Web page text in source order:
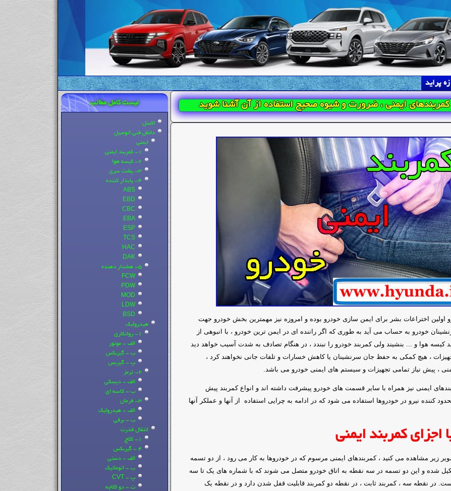
زه پراید
کمربندهای ایمنی ، ضرورت و شیوه صحیح استفاده از آن آشنا شوید
اولین اختراعات بشر برای ایمن سازی خودرو بوده و امروزه نیز مهمترین بخش خودرو جهت
خودرو به حساب می آید به طوری که اگر راننده ای در ایمن ترین خودرو ، با انبوهی از
کیسه هوا و ... بنشیند ولی کمربند خودرو را نبندد ، در هنگام تصادف به شدت آسیب خواهد دید
، هیچ کمکی به حفظ جان سرنشینان یا کاهش خسارات و تلفات جانی نخواهند کرد ،
، پیش نیاز تمامی تجهیزات و سیستم های ایمنی خودرو می باشد.
ایمنی نیز همراه با سایر قسمت های خودرو پیشرفت داشته اند و انواع کمربند پیش
کننده نیرو در خودروها استفاده می شود که در ادامه به چرایی استفاده از آنها و عملکر آنها
اجزای کمربند ایمنی
زیر مشاهده می کنید ، کمربندهای ایمنی مرسوم که در خودروها به کار می رود ، از دو تسمه
شده و این دو تسمه در سه نقطه به اتاق خودرو متصل می شوند که با شماره های یک تا سه
در نقطه سه ، کمربند ثابت ، در نقطه دو کمربند قابلیت قفل شدن دارد و در نقطه یک
لیست کامل مطالب
اکسل
دانش فنی اتومبیل
ایمنی
1- کمربند ایمنی
2- کیسه هوا
3- پشت سری
4- پایدار کننده
ABS
EBD
CBC
EBA
ESP
TCS
HAC
DAK
5- هشدار دهنده
FCW
PDW
MOD
LDW
BSD
هیدرولیک
1- روانکاری
الف - موتور
ب - گیربکس
پ - گیریس
2- ترمز
الف - دیسکی
ب - کاسه ای
3- فرمان
الف - هیدرولیک
ب - برقی
انتقال قدرت
1- کلاچ
4 - گیربکس
الف - دستی
ب - اتوماتیک
پ - CVT
ت - دو کلاچه